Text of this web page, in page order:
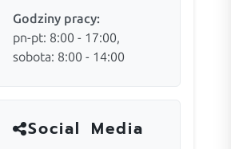
Godziny pracy:
pn-pt: 8:00 - 17:00,
sobota: 8:00 - 14:00
Social Media